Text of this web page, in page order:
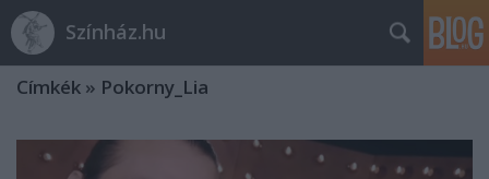
Színház.hu
Címkék » Pokorny_Lia